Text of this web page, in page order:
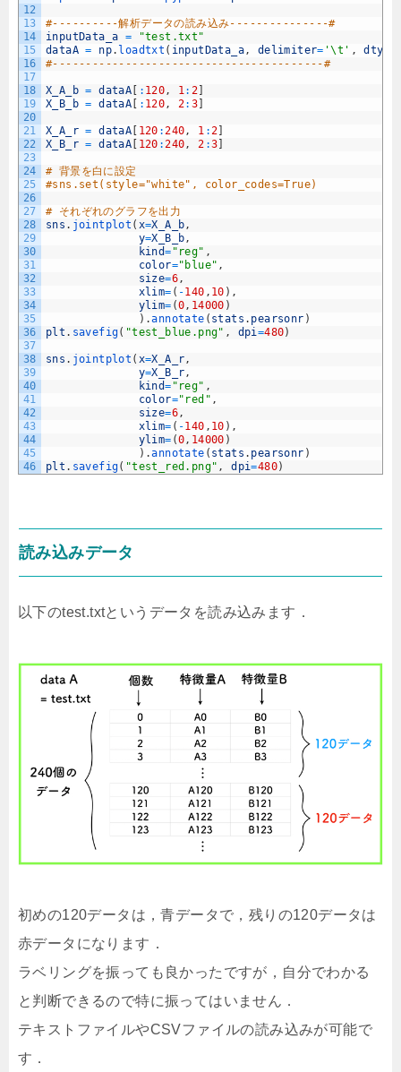
12
13
14
15
16
17
18
19
20
21
22
23
24
25
26
27
28
29
30
31
32
33
34
35
36
37
38
39
40
41
42
43
44
45
46
#----------解析データの読み込み---------------#
inputData_a =
"test.txt"
dataA = np. loadtxt ( inputData_a, delimiter= '\t' , dtype
#-----------------------------------------#
X_A_b = dataA : 120, 1: 2
X_B_b = dataA : 120, 2: 3
X_A_r = dataA 120 :240, 1 :2
X_B_r = dataA 120 :240, 2 :3
# 背景を白に設定
#sns.set(style="white", color_codes=True)
# それぞれのグラフを出力
sns . jointplot ( x=X_A_b,
y=X_B_b,
kind= "reg" ,
color="blue" ,
size=6,
xlim= ( -140 , 10 ) ,
ylim= (0, 14000 )
) .annotate ( stats . pearsonr )
plt . savefig( "test_blue.png" , dpi=480)
sns . jointplot ( x=X_A_r,
y=X_B_r,
kind= "reg" ,
color="red" ,
size=6,
xlim= ( -140 , 10 ) ,
ylim= (0, 14000 )
) .annotate ( stats . pearsonr )
plt . savefig( "test_red.png" , dpi=480)
読み込みデータ
以下のtest.txtというデータを読み込みます．
初めの120データは，青データで，残りの120データは
赤データになります．
ラベリングを振っても良かったですが，自分でわかる
と判断できるので特に振ってはいません．
テキストファイルやCSVファイルの読み込みが可能で
す．